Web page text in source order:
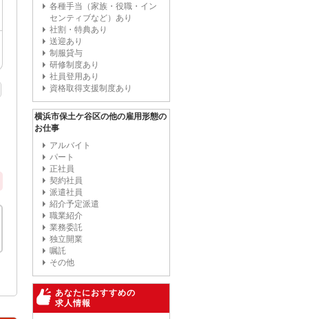
各種手当（家族・役職・イン
センティブなど）あり
社割・特典あり
送迎あり
制服貸与
研修制度あり
社員登用あり
資格取得支援制度あり
横浜市保土ケ谷区の他の雇用形態の
お仕事
アルバイト
パート
正社員
契約社員
派遣社員
紹介予定派遣
職業紹介
業務委託
独立開業
嘱託
その他
あなたにおすすめの
求人情報